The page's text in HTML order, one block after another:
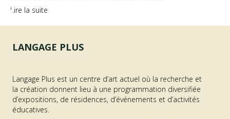
Lire la suite
LANGAGE PLUS
Langage Plus est un centre d’art actuel où la recherche et
la création donnent lieu à une programmation diversifiée
d’expositions, de résidences, d’événements et d’activités
éducatives.